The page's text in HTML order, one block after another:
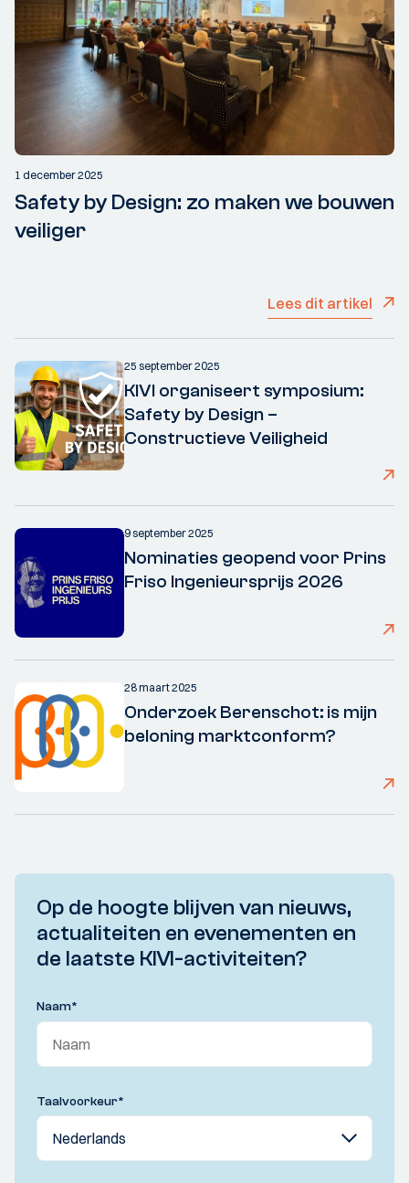
1 december 2025
Safety by Design: zo maken we bouwen
veiliger
Lees dit artikel
25 september 2025
KIVI organiseert symposium:
Safety by Design –
Constructieve Veiligheid
9 september 2025
Nominaties geopend voor Prins
Friso Ingenieursprijs 2026
28 maart 2025
Onderzoek Berenschot: is mijn
beloning marktconform?
Op de hoogte blijven van nieuws,
actualiteiten en evenementen en
de laatste KIVI-activiteiten?
Naam*
Taalvoorkeur*